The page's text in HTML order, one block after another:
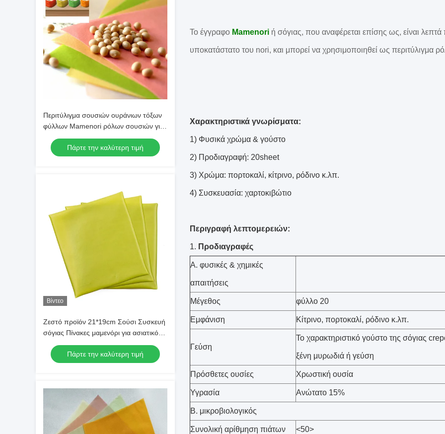
Περιτύλιγμα σουσιών ουράνιων τόξων
φύλλων Mamenori ρόλων σουσιών για
Reastaurant
Πάρτε την καλύτερη τιμή
Βίντεο
Ζεστό προϊόν 21*19cm Σούσι Συσκευή
σόγιας Πίνακες μαμενόρι για ασιατικό
εστιατόριο
Πάρτε την καλύτερη τιμή
Το έγγραφο Mamenori ή σόγιας, που αναφέρεται επίσης ως, είναι
υποκατάστατο του nori, και μπορεί να χρησιμοποιηθεί ως περιτύλιγμα
Χαρακτηριστικά γνωρίσματα:
1) Φυσικά χρώμα & γούστο
2) Προδιαγραφή: 20sheet
3) Χρώμα: πορτοκαλί, κίτρινο, ρόδινο κ.λπ.
4) Συσκευασία: χαρτοκιβώτιο
Περιγραφή λεπτομερειών:
1. Προδιαγραφές
Α. φυσικές & χημικές
απαιτήσεις
Μέγεθος φύλλο 20
Εμφάνιση Κίτρινο, πορτοκαλί, ρόδινο κ.λπ.
Γεύση
Το χαρακτηριστικό γούστο της σόγιας
ξένη μυρωδιά ή γεύση
Πρόσθετες ουσίες Χρωστική ουσία
Υγρασία Ανώτατο 15%
Β. μικροβιολογικός
Συνολική αρίθμηση πιάτων <50>